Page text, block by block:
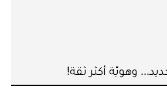
وهويّة أكثر ثقة!